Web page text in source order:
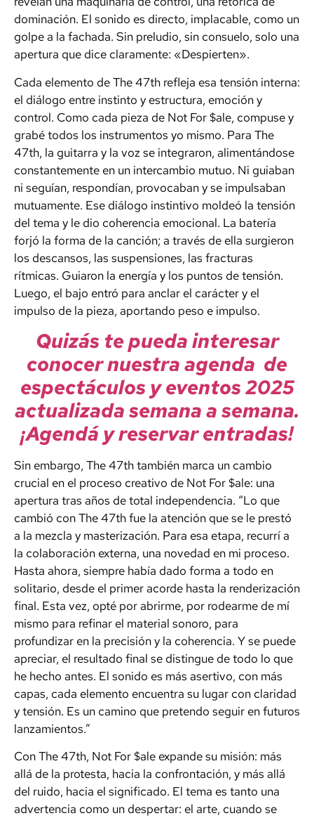
dominación. El sonido es directo, implacable, como un
golpe a la fachada. Sin preludio, sin consuelo, solo una
apertura que dice claramente: «Despierten».
Cada elemento de The 47th refleja esa tensión interna:
el diálogo entre instinto y estructura, emoción y
control. Como cada pieza de Not For $ale, compuse y
grabé todos los instrumentos yo mismo. Para The
47th, la guitarra y la voz se integraron, alimentándose
constantemente en un intercambio mutuo. Ni guiaban
ni seguían, respondían, provocaban y se impulsaban
mutuamente. Ese diálogo instintivo moldeó la tensión
del tema y le dio coherencia emocional. La batería
forjó la forma de la canción; a través de ella surgieron
los descansos, las suspensiones, las fracturas
rítmicas. Guiaron la energía y los puntos de tensión.
Luego, el bajo entró para anclar el carácter y el
impulso de la pieza, aportando peso e impulso.
Quizás te pueda interesar
conocer nuestra agenda de
espectáculos y eventos 2025
actualizada semana a semana.
¡Agendá y reservar entradas!
Sin embargo, The 47th también marca un cambio
crucial en el proceso creativo de Not For $ale: una
apertura tras años de total independencia. “Lo que
cambió con The 47th fue la atención que se le prestó
a la mezcla y masterización. Para esa etapa, recurrí a
la colaboración externa, una novedad en mi proceso.
Hasta ahora, siempre había dado forma a todo en
solitario, desde el primer acorde hasta la renderización
final. Esta vez, opté por abrirme, por rodearme de mí
mismo para refinar el material sonoro, para
profundizar en la precisión y la coherencia. Y se puede
apreciar, el resultado final se distingue de todo lo que
he hecho antes. El sonido es más asertivo, con más
capas, cada elemento encuentra su lugar con claridad
y tensión. Es un camino que pretendo seguir en futuros
lanzamientos.”
Con The 47th, Not For $ale expande su misión: más
allá de la protesta, hacia la confrontación, y más allá
del ruido, hacia el significado. El tema es tanto una
advertencia como un despertar: el arte, cuando se